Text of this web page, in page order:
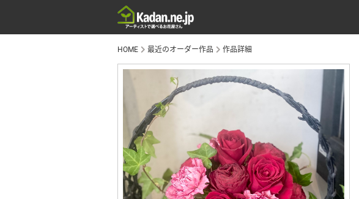
HOME 最近のオーダー作品 作品詳細